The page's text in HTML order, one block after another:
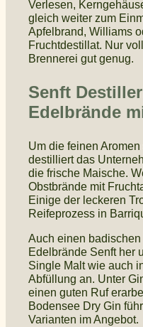
Verlesen,
gleich weiter zum
Apfelbrand, Williams
Fruchtdestillat. Nur
Brennerei gut genug.
Senft
Edelbrände
Um die feinen
destilliert das
die frische Maische.
Obstbrände mit
Einige der leckeren
Reifeprozess in
Auch einen
Edelbrände Senft her
Single Malt wie auch
Abfüllung an. Unter
einen guten Ruf
Bodensee Dry Gin
Varianten im Angebot.